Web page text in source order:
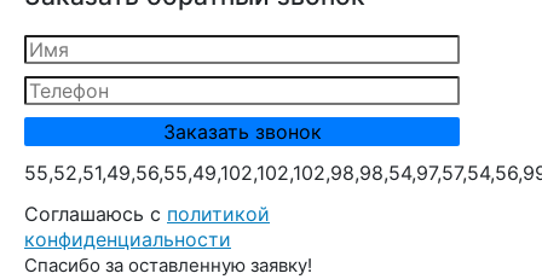
Cоглашаюсь с политикой
конфиденциальности
Спасибо за оставленную заявку!